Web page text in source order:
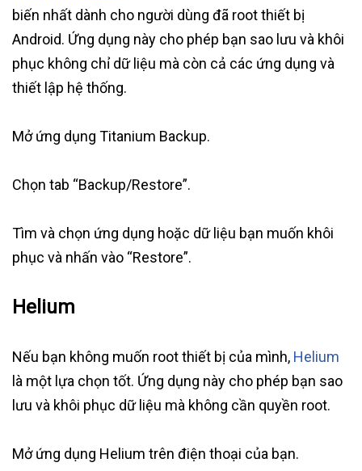
biến nhất dành cho người dùng đã root thiết bị
Android. Ứng dụng này cho phép bạn sao lưu và khôi
phục không chỉ dữ liệu mà còn cả các ứng dụng và
thiết lập hệ thống.
Mở ứng dụng Titanium Backup.
Chọn tab “Backup/Restore”.
Tìm và chọn ứng dụng hoặc dữ liệu bạn muốn khôi
phục và nhấn vào “Restore”.
Helium
Nếu bạn không muốn root thiết bị của mình, Helium
là một lựa chọn tốt. Ứng dụng này cho phép bạn sao
lưu và khôi phục dữ liệu mà không cần quyền root.
Mở ứng dụng Helium trên điện thoại của bạn.